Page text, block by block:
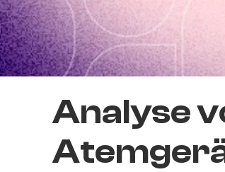
Analyse